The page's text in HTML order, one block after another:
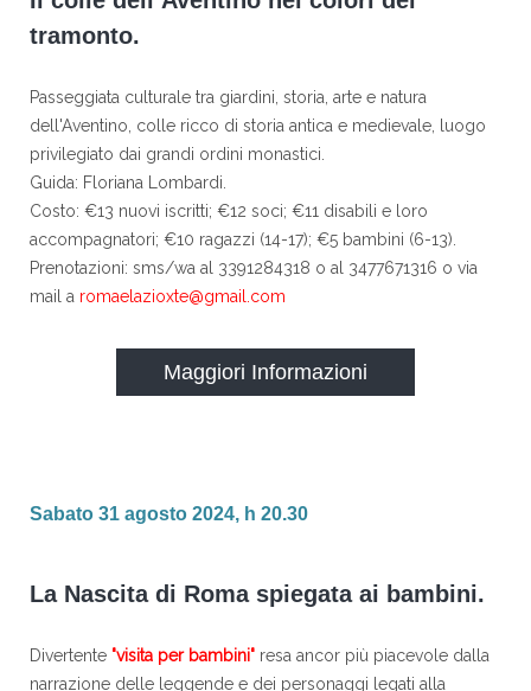
tramonto.
Passeggiata culturale tra giardini, storia, arte e natura
dell'Aventino, colle ricco di storia antica e medievale, luogo
privilegiato dai grandi ordini monastici.
Guida: Floriana Lombardi.
Costo: €13 nuovi iscritti; €12 soci; €11 disabili e loro
accompagnatori; €10 ragazzi (14-17); €5 bambini (6-13).
Prenotazioni: sms/wa al 3391284318 o al 3477671316 o via
mail a romaelazioxte@gmail.com
Maggiori Informazioni
Sabato 31 agosto 2024, h 20.30
La Nascita di Roma spiegata ai bambini.
Divertente "visita per bambini" resa ancor più piacevole dalla
narrazione delle leggende e dei personaggi legati alla